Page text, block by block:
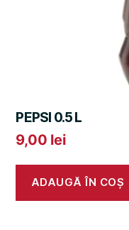
PEPSI 0.5 L
9,00 lei
ADAUGĂ ÎN COȘ